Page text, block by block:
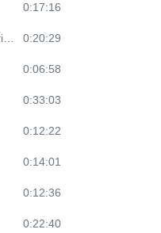
0:17:16
Pagrindiniai prieštaravimų tipai ir priežastys 0:20:29
0:06:58
0:33:03
0:12:22
0:14:01
0:12:36
0:22:40